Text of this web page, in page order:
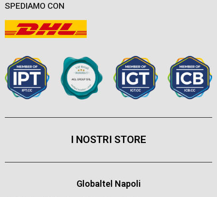
SPEDIAMO CON
I NOSTRI STORE
Globaltel Napoli